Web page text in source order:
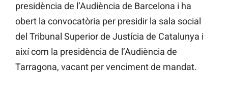
presidència de l’Audiència de Barcelona i ha
obert la convocatòria per presidir la sala social
del Tribunal Superior de Justícia de Catalunya i
així com la presidència de l’Audiència de
Tarragona, vacant per venciment de mandat.